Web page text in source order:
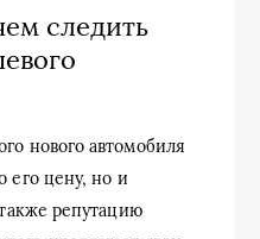
следить
нового автомобиля
его цену, но и
репутацию